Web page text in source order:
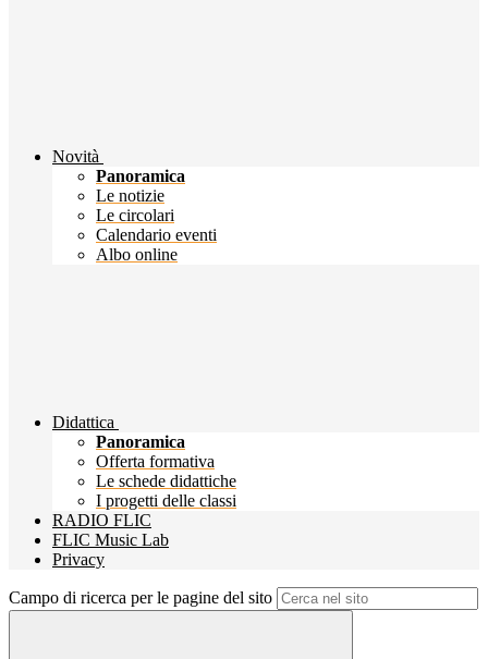
Novità
Panoramica
Le notizie
Le circolari
Calendario eventi
Albo online
Didattica
Panoramica
Offerta formativa
Le schede didattiche
I progetti delle classi
RADIO FLIC
FLIC Music Lab
Privacy
Campo di ricerca per le pagine del sito